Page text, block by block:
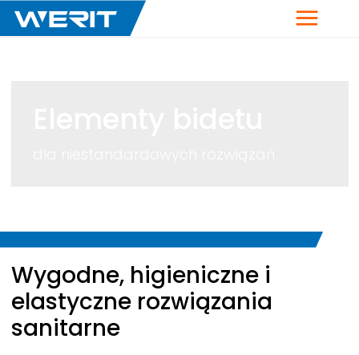
Menu
Breadcrumb
Wygodne, higieniczne i
elastyczne rozwiązania
sanitarne